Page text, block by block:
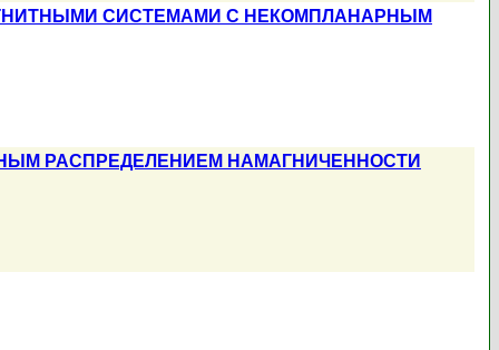
СИСТЕМАМИ С НЕКОМПЛАНАРНЫМ
РАСПРЕДЕЛЕНИЕМ НАМАГНИЧЕННОСТИ